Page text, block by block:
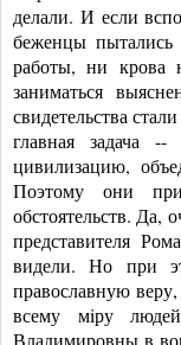
делали. И если
беженцы
работы, ни крова
заниматься
свидетельства
главная задача
цивилизацию,
Поэтому они
обстоятельств.
представителя
видели. Но при
православную
всему мiру
Владимировны в